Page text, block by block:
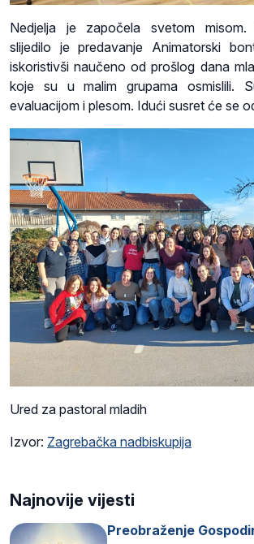
Nedjelja je započela svetom
slijedilo je predavanje Animatorski
iskoristivši naučeno od prošlog dana
koje su u malim grupama osmislili.
evaluacijom i plesom. Idući susret će se
Ured za pastoral mladih
Izvor: Zagrebačka nadbiskupija
Najnovije vijesti
Preobraženje